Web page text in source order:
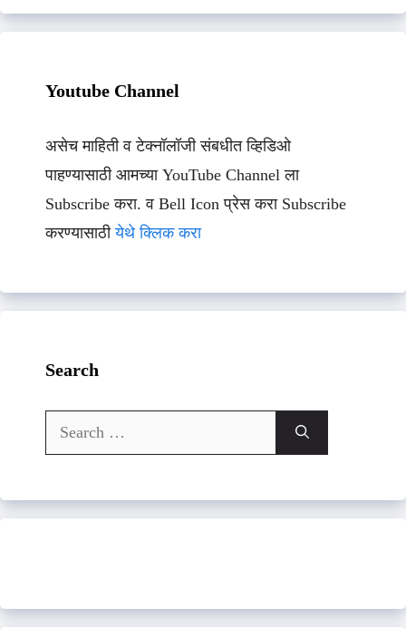
Youtube Channel
असेच माहिती व टेक्नॉलॉजी संबधीत व्हिडिओ
पाहण्यासाठी आमच्या YouTube Channel ला
Subscribe करा. व Bell Icon प्रेस करा Subscribe
करण्यासाठीयेथे क्लिक करा
Search
Search
for: